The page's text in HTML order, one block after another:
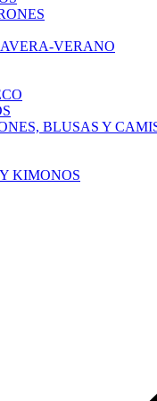
VERANO
BLUSAS Y
KIMONOS